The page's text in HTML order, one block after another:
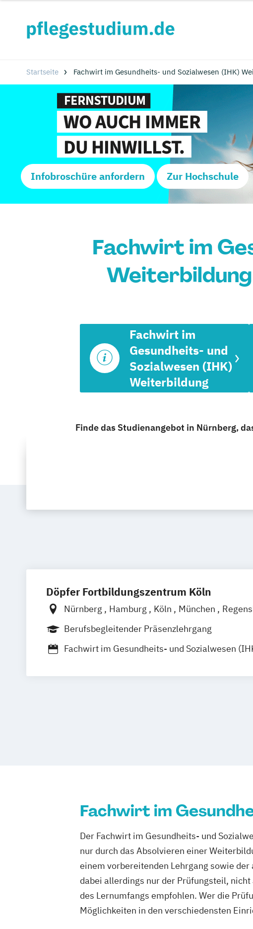
Startseite Fachwirt im Gesundheits- und Sozialwesen (IHK)
Infobroschüre anfordern Zur Hochschule
Fachwirt im
Fachwirt im
Gesundheits- und
Sozialwesen (IHK)
Weiterbildung
Finde das Studienangebot in Nürnberg,
Döpfer Fortbildungszentrum Köln
Nürnberg Hamburg Köln München
Rheine
Schwandorf
Berufsbegleitender Präsenzlehrgang
Fachwirt im Gesundheits- und Sozialwesen
Fachwirt im
Der Fachwirt im Gesundheits- und
nur durch das Absolvieren einer
einem vorbereitenden Lehrgang sowie
dabei allerdings nur der Prüfungsteil,
des Lernumfangs empfohlen. Wer die
Möglichkeiten in den verschiedensten